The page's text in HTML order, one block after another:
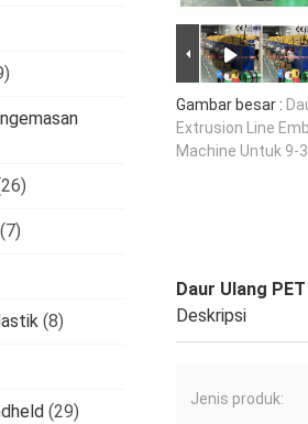
(7)
(8)
(29)
Gambar besar :
Extrusion Line
Machine Untuk 9-
Daur Ulang
Deskripsi
Jenis produk: